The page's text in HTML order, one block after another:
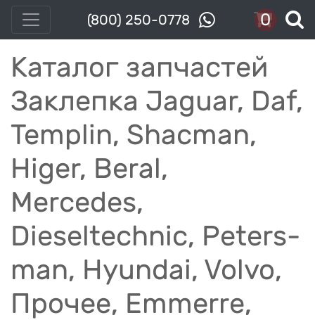
(800) 250-0778 0
Каталог запчастей
Заклепка Jaguar, Daf,
Templin, Shacman,
Higer, Beral,
Mercedes,
Dieseltechnic, Peters-
man, Hyundai, Volvo,
Прочее, Emmerre,